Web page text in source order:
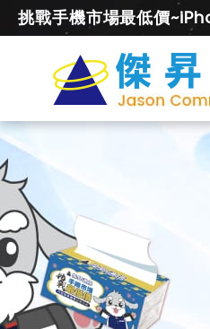
挑戰手機市場最低價